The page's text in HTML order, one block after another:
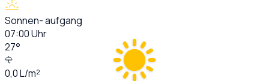
Sonnen- aufgang
07:00Uhr
27°
0,0L/m²